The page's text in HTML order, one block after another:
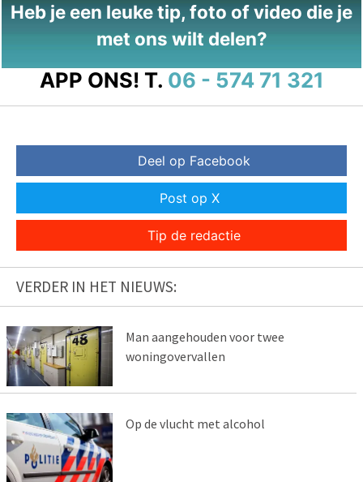
Heb je een leuke tip, foto of video die je
met ons wilt delen?
APP ONS! T. 06 - 574 71 321
Deel op Facebook
Post op X
Tip de redactie
VERDER IN HET NIEUWS:
Man aangehouden voor twee
woningovervallen
Op de vlucht met alcohol